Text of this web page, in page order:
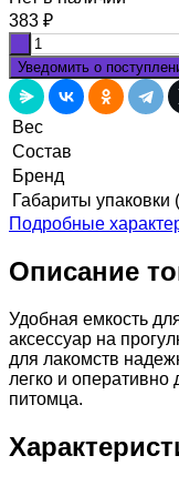
383 ₽
Уведомить о
Вес
Состав
Бренд
Габариты
Подробные
Описание
Удобная емкость
аксессуар на
для лакомств
легко и оперативно
питомца.